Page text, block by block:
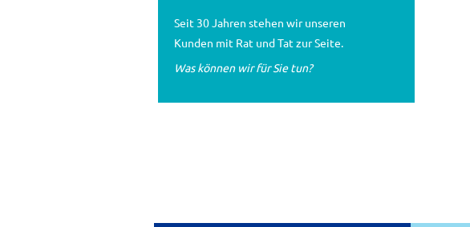
Seit 30 Jahren stehen wir unseren
Kunden mit Rat und Tat zur Seite.
Was können wir für Sie tun?